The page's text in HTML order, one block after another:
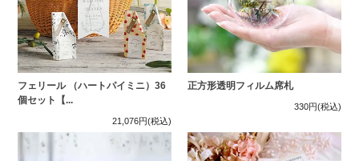
フェリール （ハートパイミニ）36
個セット【...
21,076円(税込)
正方形透明フィルム席札
330円(税込)